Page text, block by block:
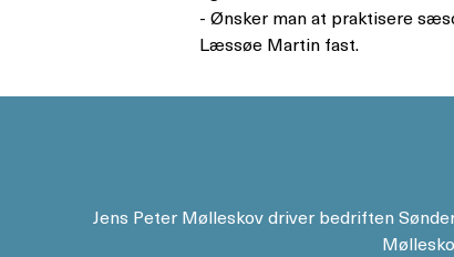
- Ønsker man at praktisere
Læssøe Martin fast.
Jens Peter Mølleskov driver bedriften